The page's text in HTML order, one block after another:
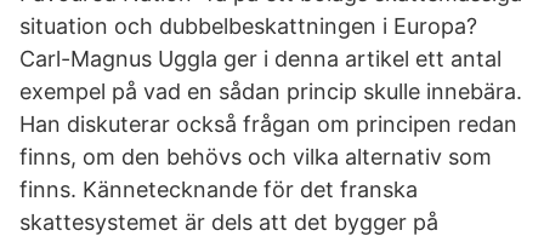
situation och dubbelbeskattningen i Europa?
Carl-Magnus Uggla ger i denna artikel ett antal
exempel på vad en sådan princip skulle innebära.
Han diskuterar också frågan om principen redan
finns, om den behövs och vilka alternativ som
finns. Kännetecknande för det franska
skattesystemet är dels att det bygger på